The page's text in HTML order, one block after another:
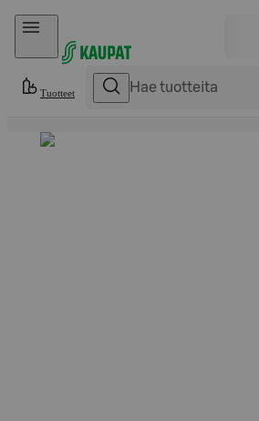
Hyppää sisältöön
Tuotteet